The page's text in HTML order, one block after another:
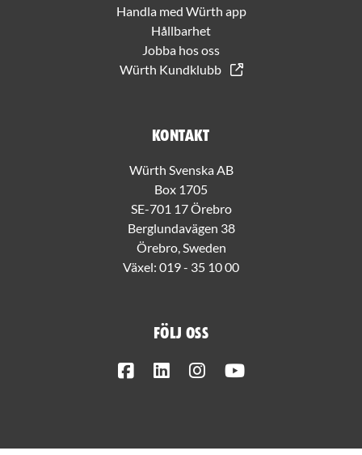
Handla med Würth app
Hållbarhet
Jobba hos oss
Würth Kundklubb
Kontakt
Würth Svenska AB
Box 1705
SE-701 17 Örebro
Berglundavägen 38
Örebro, Sweden
Växel: 019 - 35 10 00
Följ oss
FacebookLinkedInInstagram